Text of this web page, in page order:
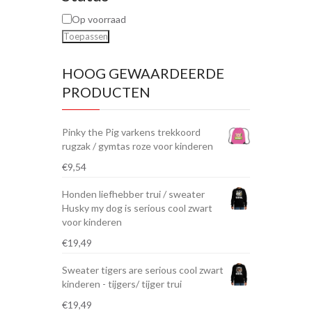
Op voorraad
Toepassen
HOOG GEWAARDEERDE
PRODUCTEN
Pinky the Pig varkens trekkoord
rugzak / gymtas roze voor kinderen
€9,54
Honden liefhebber trui / sweater
Husky my dog is serious cool zwart
voor kinderen
€19,49
Sweater tigers are serious cool zwart
kinderen - tijgers/ tijger trui
€19,49